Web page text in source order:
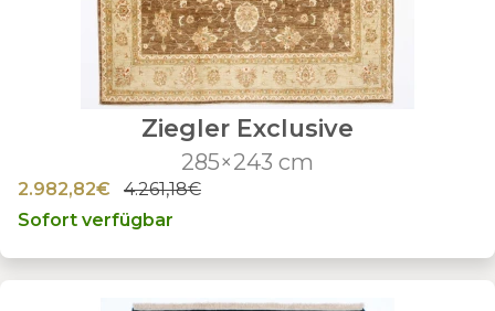
Ziegler Exclusive
285×243 cm
2.982,82€
4.261,18€
Sofort verfügbar